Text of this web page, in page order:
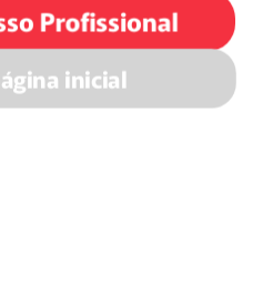
Profissional
inicial